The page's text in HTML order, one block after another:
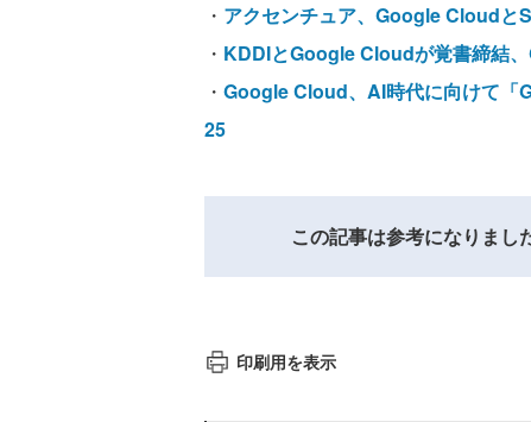
・ アクセンチュア、Google Cloudと
・ KDDIとGoogle Cloudが覚書締結
・ Google Cloud、AI時代に向けて「
25
この記事は参考になりまし
印刷用を表示